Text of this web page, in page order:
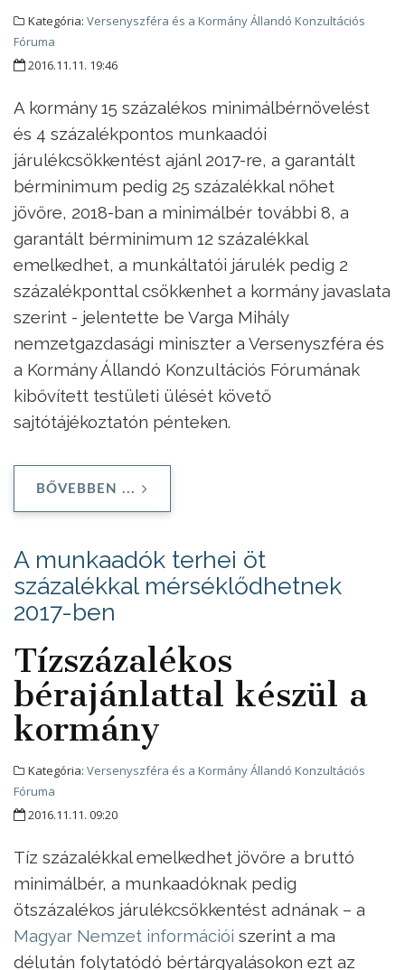
Kategória: Versenyszféra és a Kormány Állandó Konzultációs
Fóruma
2016.11.11. 19:46
A kormány 15 százalékos minimálbérnövelést
és 4 százalékpontos munkaadói
járulékcsökkentést ajánl 2017-re, a garantált
bérminimum pedig 25 százalékkal nőhet
jövőre, 2018-ban a minimálbér további 8, a
garantált bérminimum 12 százalékkal
emelkedhet, a munkáltatói járulék pedig 2
százalékponttal csökkenhet a kormány javaslata
szerint - jelentette be Varga Mihály
nemzetgazdasági miniszter a Versenyszféra és
a Kormány Állandó Konzultációs Fórumának
kibővített testületi ülését követő
sajtótájékoztatón pénteken.
BŐVEBBEN ...
A munkaadók terhei öt
százalékkal mérséklődhetnek
2017-ben
Tízszázalékos
bérajánlattal készül a
kormány
Kategória: Versenyszféra és a Kormány Állandó Konzultációs
Fóruma
2016.11.11. 09:20
Tíz százalékkal emelkedhet jövőre a bruttó
minimálbér, a munkaadóknak pedig
ötszázalékos járulékcsökkentést adnának – a
Magyar Nemzet információi szerint a ma
délután folytatódó bértárgyalásokon ezt az